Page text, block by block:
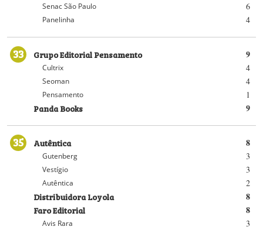
6
Senac São Paulo
4
Panelinha
33 9
Grupo Editorial Pensamento
4
Cultrix
4
Seoman
1
Pensamento
9
Panda Books
35 8
Autêntica
3
Gutenberg
3
Vestígio
2
Autêntica
8
Distribuidora Loyola
8
Faro Editorial
3
Avis Rara